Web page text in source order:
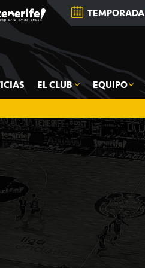
TEMPORADA
EL CLUB EQUIPO